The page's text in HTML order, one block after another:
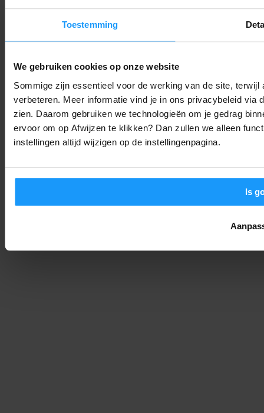
Toestemming
We gebruiken cookies op onze website
Sommige zijn essentieel voor de werking van de site,
verbeteren. Meer informatie vind je in ons privacybeleid via
zien. Daarom gebruiken we technologieën om je gedrag
ervoor om op Afwijzen te klikken? Dan zullen we alleen
instellingen altijd wijzigen op de instellingenpagina.
Is
Sonos voegt stilletjes grote functie toe (en bijna niemand
Smart Home Nieuws Joshua - 7. augustus 2026
Jouw Google Home werkt weer soepeler: Alles over de
augustus-update
Smart Home Nieuws Joshua - 6. augustus 2026